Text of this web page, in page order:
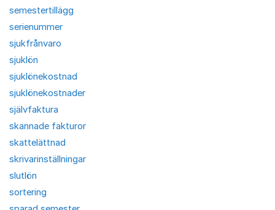
semestertillägg
serienummer
sjukfrånvaro
sjuklön
sjuklönekostnad
sjuklönekostnader
självfaktura
skannade fakturor
skattelättnad
skrivarinställningar
slutlön
sortering